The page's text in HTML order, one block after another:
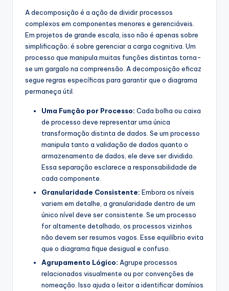
A decomposição é a ação de dividir processos
complexos em componentes menores e gerenciáveis.
Em projetos de grande escala, isso não é apenas sobre
simplificação; é sobre gerenciar a carga cognitiva. Um
processo que manipula muitas funções distintas torna-
se um gargalo na compreensão. A decomposição eficaz
segue regras específicas para garantir que o diagrama
permaneça útil.
Uma Função por Processo: Cada bolha ou caixa
de processo deve representar uma única
transformação distinta de dados. Se um processo
manipula tanto a validação de dados quanto o
armazenamento de dados, ele deve ser dividido.
Essa separação esclarece a responsabilidade de
cada componente.
Granularidade Consistente: Embora os níveis
variem em detalhe, a granularidade dentro de um
único nível deve ser consistente. Se um processo
for altamente detalhado, os processos vizinhos
não devem ser resumos vagos. Esse equilíbrio evita
que o diagrama fique desigual e confuso.
Agrupamento Lógico: Agrupe processos
relacionados visualmente ou por convenções de
nomeação. Isso ajuda o leitor a identificar domínios